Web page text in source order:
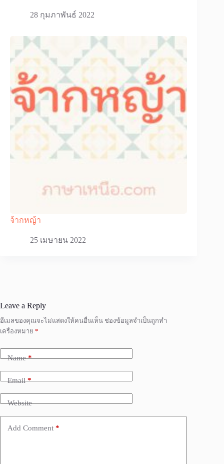
28 กุมภาพันธ์ 2022
จ้ากหญ้า
25 เมษายน 2022
Leave a Reply
อีเมลของคุณจะไม่แสดงให้คนอื่นเห็น ช่องข้อมูลจำเป็นถูกทำ
เครื่องหมาย *
Name*
Email*
Website
Add Comment *